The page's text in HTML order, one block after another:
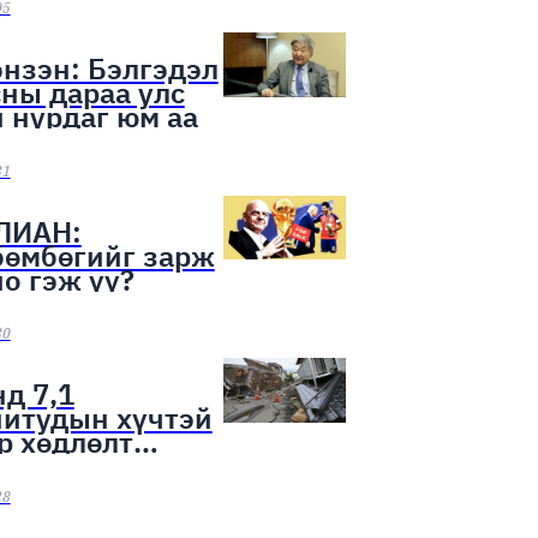
Бэлгэдэл
дараа улс
нурдаг юм аа
зарж
гэж үү?
7,1
хүчтэй
хөдлөлт